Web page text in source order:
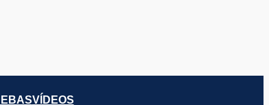
VÍDEOS